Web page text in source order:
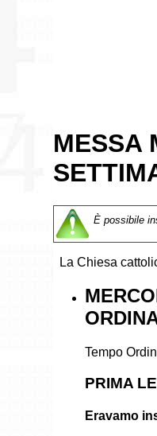
MESSA
È possibile
La Chiesa
Tempo
PRIMA
Eravamo